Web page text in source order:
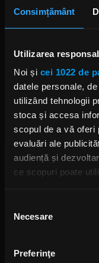
Consimțământ
Utilizarea
Noi și cei 1022 de
datele personale,
utilizând tehnologii
stoca și accesa
scopul de a vă oferi
evaluări ale
audiență și
ce scopuri poate
Să colectăm
Să vă
activ după
consimțământului
Necesare
Preferinţe